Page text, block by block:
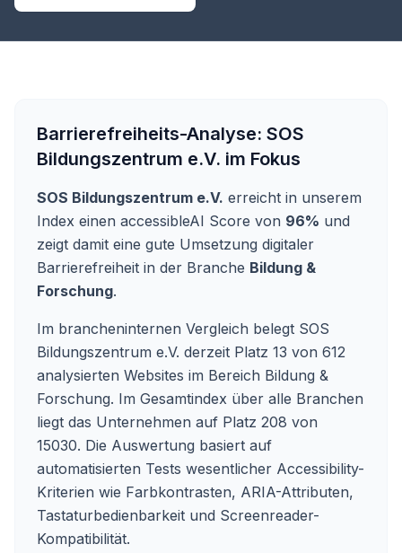
Barrierefreiheits-Analyse: SOS
Bildungszentrum e.V. im Fokus
SOS Bildungszentrum e.V. erreicht in unserem
Index einen accessibleAI Score von 96% und
zeigt damit eine gute Umsetzung digitaler
Barrierefreiheit in der Branche Bildung &
Forschung.
Im brancheninternen Vergleich belegt SOS
Bildungszentrum e.V. derzeit Platz 13 von 612
analysierten Websites im Bereich Bildung &
Forschung. Im Gesamtindex über alle Branchen
liegt das Unternehmen auf Platz 208 von
15030. Die Auswertung basiert auf
automatisierten Tests wesentlicher Accessibility-
Kriterien wie Farbkontrasten, ARIA-Attributen,
Tastaturbedienbarkeit und Screenreader-
Kompatibilität.